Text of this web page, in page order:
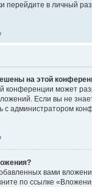
перейдите в личный
на этой
конференции может
Если вы не
с администратором
вами
по ссылке